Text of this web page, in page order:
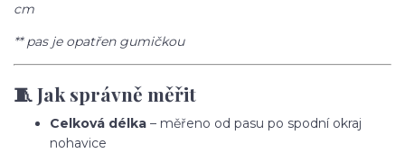
cm
** pas je opatřen gumičkou
🧵 Jak správně měřit
Celková délka – měřeno od pasu po spodní okraj
nohavice